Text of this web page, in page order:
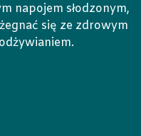
napojem słodzonym,
się ze zdrowym
odżywianiem.